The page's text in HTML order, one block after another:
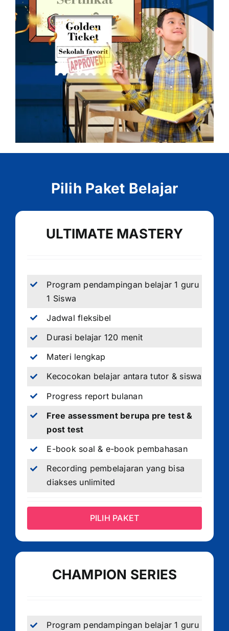
Pilih Paket Belajar
ULTIMATE MASTERY
Program pendampingan belajar 1 guru
1 Siswa
Jadwal fleksibel
Durasi belajar 120 menit
Materi lengkap
Kecocokan belajar antara tutor & siswa
Progress report bulanan
Free assessment berupa pre test &
post test
E-book soal & e-book pembahasan
Recording pembelajaran yang bisa
diakses unlimited
PILIH PAKET
CHAMPION SERIES
Program pendampingan belajar 1 guru